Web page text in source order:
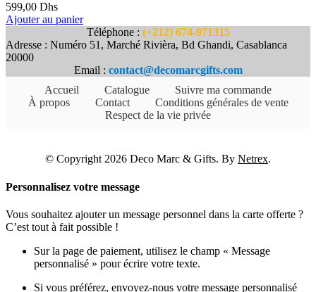
599,00 Dhs
Ajouter au panier
Téléphone : (+212) 674-971315
Adresse : Numéro 51, Marché Rivièra, Bd Ghandi, Casablanca
20000
Email : contact@decomarcgifts.com
Accueil
Catalogue
Suivre ma commande
À propos
Contact
Conditions générales de vente
Respect de la vie privée
© Copyright 2026 Deco Marc & Gifts. By Netrex.
Personnalisez votre message
Vous souhaitez ajouter un message personnel dans la carte offerte ?
C’est tout à fait possible !
Sur la page de paiement, utilisez le champ « Message
personnalisé » pour écrire votre texte.
Si vous préférez, envoyez-nous votre message personnalisé